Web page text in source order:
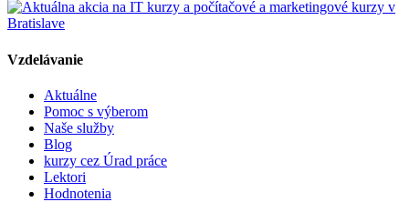
Vzdelávanie
Aktuálne
Pomoc s výberom
Naše služby
Blog
kurzy cez Úrad práce
Lektori
Hodnotenia